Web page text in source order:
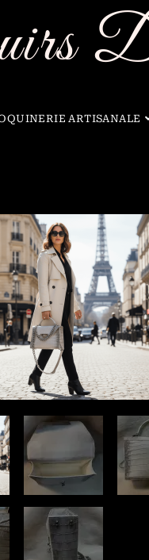
ARTISANALE